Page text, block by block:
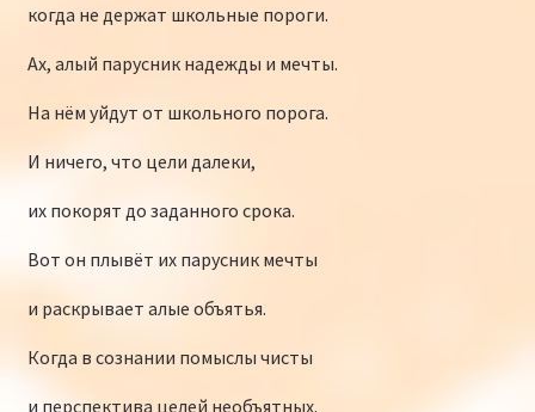
когда не держат школьные пороги.
Ах, алый парусник надежды и мечты.
На нём уйдут от школьного порога.
И ничего, что цели далеки,
их покорят до заданного срока.
Вот он плывёт их парусник мечты
и раскрывает алые объятья.
Когда в сознании помыслы чисты
и перспектива целей необъятных.